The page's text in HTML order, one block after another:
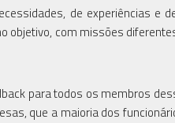
de experiências e
objetivo, com missões
para todos os membros
que a maioria dos